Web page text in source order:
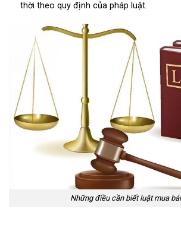
thời theo quy định của pháp luật.
Những điều cần biết luật mua